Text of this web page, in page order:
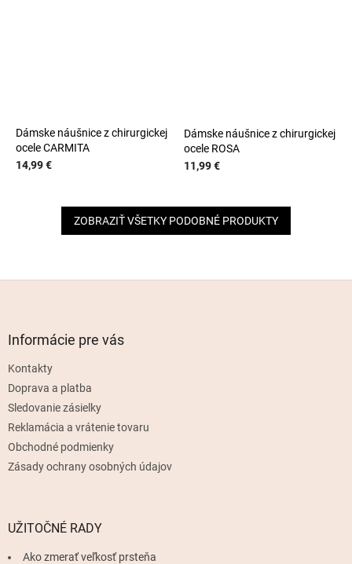
Dámske náušnice z chirurgickej
ocele CARMITA
14,99 €
Dámske náušnice z chirurgickej
ocele ROSA
11,99 €
ZOBRAZIŤ VŠETKY PODOBNÉ PRODUKTY
Informácie pre vás
Kontakty
Doprava a platba
Sledovanie zásielky
Reklamácia a vrátenie tovaru
Obchodné podmienky
Zásady ochrany osobných údajov
UŽITOČNÉ RADY
Ako zmerať veľkosť prsteňa